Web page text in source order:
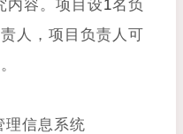
内容。项目设1名负
人，项目负责人可
理信息系统